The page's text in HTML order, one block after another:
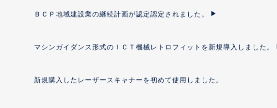
ＢＣＰ地域建設業の継続計画が認定認定されました。
マシンガイダンス形式のＩＣＴ機械レトロフィットを新規導入しました。
新規購入したレーザースキャナーを初めて使用しました。